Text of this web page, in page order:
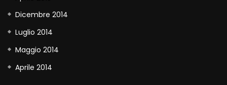
Dicembre 2014
Luglio 2014
Maggio 2014
Aprile 2014